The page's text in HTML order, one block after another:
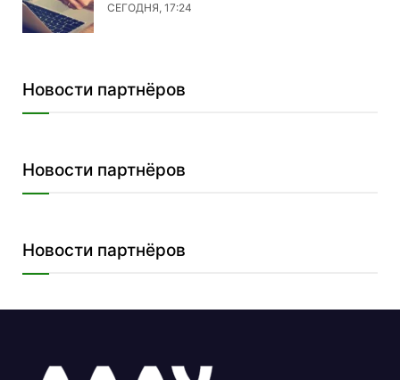
СЕГОДНЯ, 17:24
Новости партнёров
Новости партнёров
Новости партнёров